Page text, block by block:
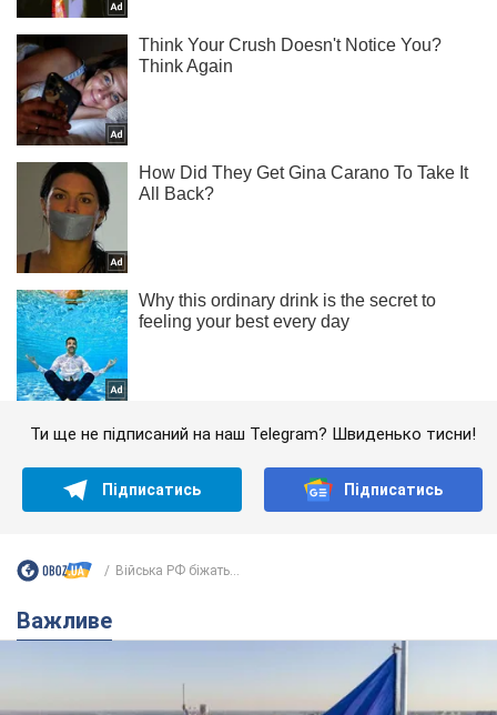
Ти ще не підписаний на наш Telegram? Швиденько тисни!
Підписатись Підписатись
Війська РФ біжать...
Важливе